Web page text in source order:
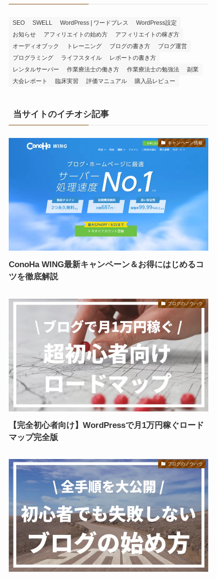
SEO SWELL WordPress | ワードプレス
WordPress設定
お知らせ
アフィリエイトの始め方
アフィリエイトの稼ぎ方
オーディオブック
トレーニング ブログの書き方
ブログ運営
プログラミング
ライフスタイル
レポートの書き方
レンタルサーバー
作業療法士の働き方 作業療法士の勉強法
副業
大会レポート
臨床実習 評価マニュアル 購入品レビュー
当サイトのイチオシ記事
キャンペーン情報
ConoHa WING最新キャンペーン＆お得にはじめるコ
ツを徹底解説
ブログのノウハウ
【完全初心者向け】WordPressで月1万円稼ぐロード
マップ完全版
ブログのノウハウ